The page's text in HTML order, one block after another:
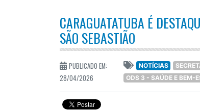
CARAGUATATUBA É
SÃO SEBASTIÃO
PUBLICADO EM:
28/04/2026
NOTÍCIAS
ODS 3 - SAÚDE E BEM-